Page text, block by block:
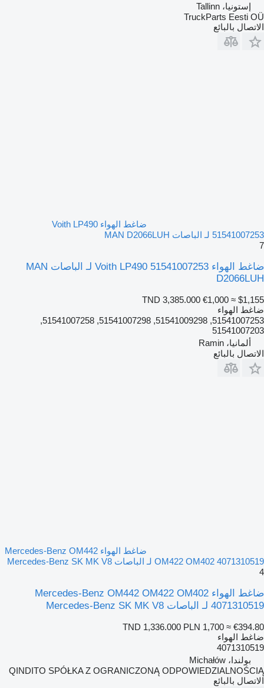
إستونيا، Tallinn
TruckParts Eesti OÜ
الاتصال بالبائع
ضاغط الهواء Voith LP490
51541007253 لـ الباصات MAN D2066LUH
7
ضاغط الهواء Voith LP490 51541007253 لـ الباصات MAN
D2066LUH
TND 3,385.000 €1,000 ≈ $1,155
ضاغط الهواء
51541007253, 51541009298, 51541007298, 51541007258,
51541007203
ألمانيا، Ramin
الاتصال بالبائع
ضاغط الهواء Mercedes-Benz OM442
OM422 OM402 4071310519 لـ الباصات Mercedes-Benz SK MK V8
4
ضاغط الهواء Mercedes-Benz OM442 OM422 OM402
4071310519 لـ الباصات Mercedes-Benz SK MK V8
TND 1,336.000 PLN 1,700 ≈ €394.80
ضاغط الهواء
4071310519
بولندا، Michałów
QINDITO SPÓŁKA Z OGRANICZONĄ ODPOWIEDZIALNOŚCIĄ
الاتصال بالبائع